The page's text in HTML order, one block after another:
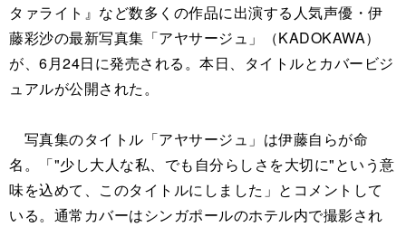
タァライト』など数多くの作品に出演する人気声優・伊
藤彩沙の最新写真集「アヤサージュ」（KADOKAWA）
が、6月24日に発売される。本日、タイトルとカバービジ
ュアルが公開された。
写真集のタイトル「アヤサージュ」は伊藤自らが命
名。「"少し大人な私、でも自分らしさを大切に"という意
味を込めて、このタイトルにしました」とコメントして
いる。通常カバーはシンガポールのホテル内で撮影され